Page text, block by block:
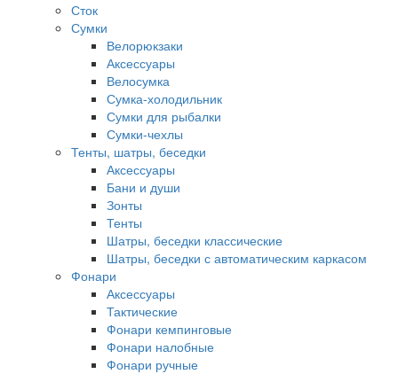
Сток
Сумки
Велорюкзаки
Аксессуары
Велосумка
Сумка-холодильник
Сумки для рыбалки
Сумки-чехлы
Тенты, шатры, беседки
Аксессуары
Бани и души
Зонты
Тенты
Шатры, беседки классические
Шатры, беседки с автоматическим каркасом
Фонари
Аксессуары
Тактические
Фонари кемпинговые
Фонари налобные
Фонари ручные